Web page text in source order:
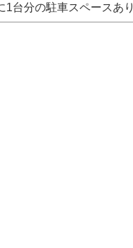
1台分の駐車スペースあり